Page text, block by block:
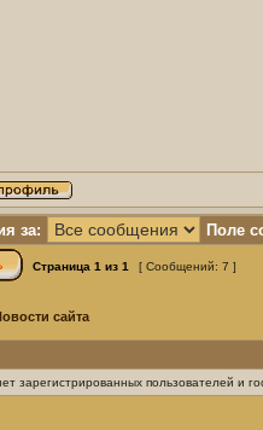
за: Поле
Страница 1 из 1 [ Сообщений: 7 ]
сайта
зарегистрированных пользователей и